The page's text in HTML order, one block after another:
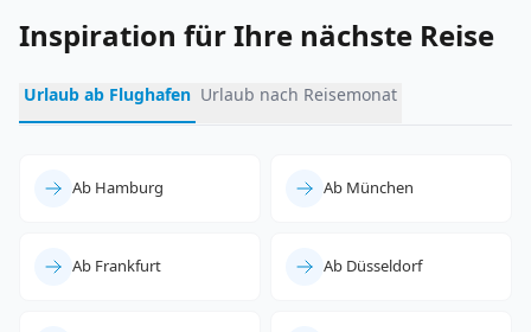
Inspiration für Ihre nächste Reise
Urlaub ab Flughafen Urlaub nach Reisemonat
Ab Hamburg Ab München
Ab Frankfurt Ab Düsseldorf